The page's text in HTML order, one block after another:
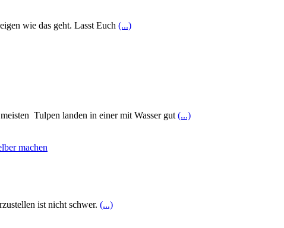
wie das geht. Lasst Euch (...)
Tulpen landen in einer mit Wasser gut (...)
ist nicht schwer. (...)